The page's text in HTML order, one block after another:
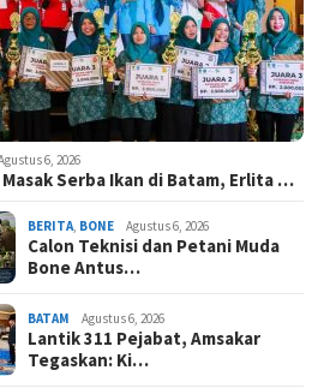
6, 2026
Serba Ikan di Batam, Erlita …
BERITA BONE Agustus 6, 2026
Calon Teknisi dan Petani Muda
Bone Antus…
BATAM Agustus 6, 2026
Lantik 311 Pejabat, Amsakar
Tegaskan: Ki…